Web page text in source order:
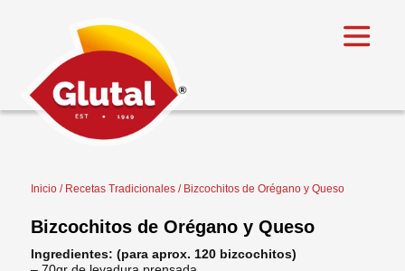
Inicio/ Recetas Tradicionales/ Bizcochitos de Orégano y Queso
Bizcochitos de Orégano y Queso
Ingredientes: (para aprox. 120 bizcochitos)